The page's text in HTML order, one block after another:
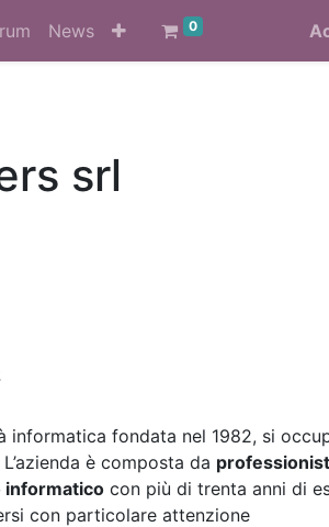
News 0
srl
informatica fondata nel 1982, si
L’azienda è composta da
informatico con più di trenta anni di
con particolare attenzione